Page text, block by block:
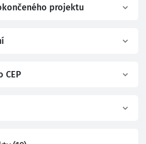
projektu
CEP